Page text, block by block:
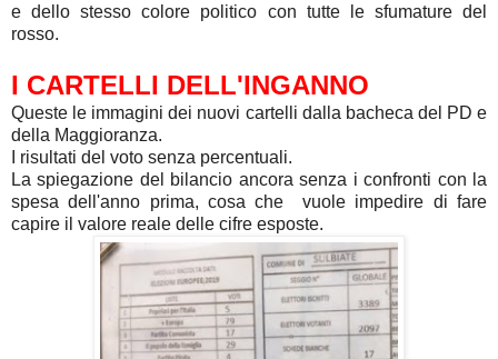
e dello stesso colore politico con tutte le sfumature del
rosso.
I CARTELLI DELL'INGANNO
Queste le immagini dei nuovi cartelli dalla bacheca del PD e
della Maggioranza.
I risultati del voto senza percentuali.
La spiegazione del bilancio ancora senza i confronti con la
spesa dell'anno prima, cosa che vuole impedire di fare
capire il valore reale delle cifre esposte.